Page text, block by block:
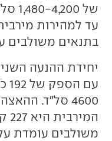
בתנאים משולבים עומדת על